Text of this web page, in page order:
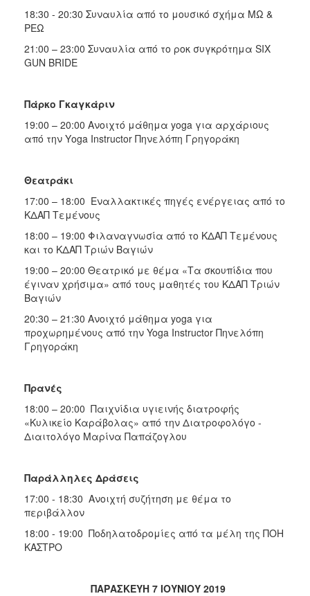
18:30 - 20:30 Συναυλία από το μουσικό σχήμα ΜΩ &
ΡΕΩ
21:00 – 23:00 Συναυλία από το ροκ συγκρότημα SIX
GUN BRIDE
Πάρκο Γκαγκάριν
19:00 – 20:00 Ανοιχτό μάθημα yoga για αρχάριους
από την Υoga Instructor Πηνελόπη Γρηγοράκη
Θεατράκι
17:00 – 18:00 Εναλλακτικές πηγές ενέργειας από το
ΚΔΑΠ Τεμένους
18:00 – 19:00 Φιλαναγνωσία από το ΚΔΑΠ Τεμένους
και το ΚΔΑΠ Τριών Βαγιών
19:00 – 20:00 Θεατρικό με θέμα «Τα σκουπίδια που
έγιναν χρήσιμα» από τους μαθητές του ΚΔΑΠ Τριών
Βαγιών
20:30 – 21:30 Ανοιχτό μάθημα yoga για
προχωρημένους από την Yoga Instructor Πηνελόπη
Γρηγοράκη
Πρανές
18:00 – 20:00 Παιχνίδια υγιεινής διατροφής
«Κυλικείο Καράβολας» από την Διατροφολόγο -
Διαιτολόγο Μαρίνα Παπάζογλου
Παράλληλες Δράσεις
17:00 - 18:30 Ανοιχτή συζήτηση με θέμα το
περιβάλλον
18:00 - 19:00 Ποδηλατοδρομίες από τα μέλη της ΠΟΗ
ΚΑΣΤΡΟ
ΠΑΡΑΣΚΕΥΗ 7 ΙΟΥΝΙΟΥ 2019